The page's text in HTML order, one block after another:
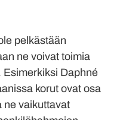
pelkästään
ne voivat toimia
Esimerkiksi Daphné
korut ovat osa
ne vaikuttavat